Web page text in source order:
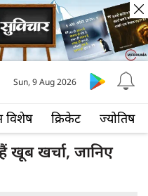
विशेष क्रिकेट ज्योतिष
Sun, 9 Aug 2026
खूब खर्चा, जानिए